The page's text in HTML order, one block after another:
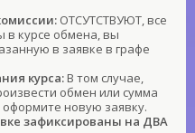
ОТСУТСТВУЮТ, все
в курсе обмена, вы
в заявке в графе
курса: В том случае,
обмен или сумма
новую заявку.
зафиксированы на ДВА